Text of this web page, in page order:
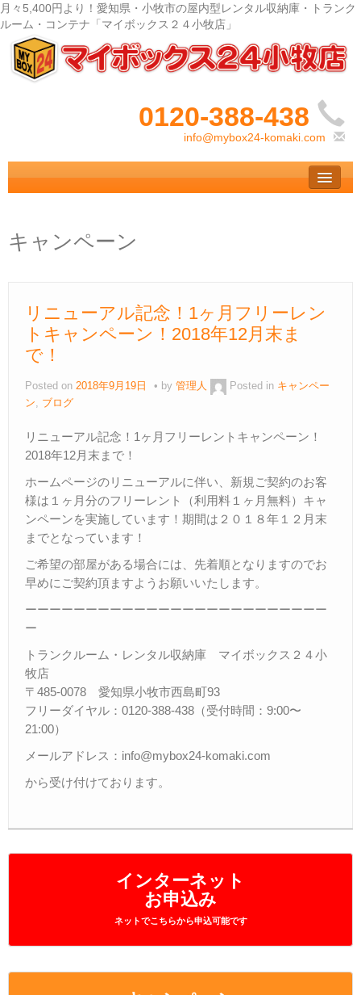
月々5,400円より！愛知県・小牧市の屋内型レンタル収納庫・トランク
ルーム・コンテナ「マイボックス２４小牧店」
0120-388-438‬
info@mybox24-komaki.com
トップ
– Top –
サイズ料金
ご見学
ご契約の流れ
交通アクセス
– Access –
お問合せ
インターネット
お申込み
ネットでこちらから申込可能です
キャンペーン
リニューアル記念！1ヶ月フリーレン
トキャンペーン！2018年12月末ま
で！
Posted on 2018年9月19日 by 管理人 Posted in キャンペー
ン, ブログ
リニューアル記念！1ヶ月フリーレントキャンペーン！
2018年12月末まで！
ホームページのリニューアルに伴い、新規ご契約のお客
様は１ヶ月分のフリーレント（利用料１ヶ月無料）キャ
ンペーンを実施しています！期間は２０１８年１２月末
までとなっています！
ご希望の部屋がある場合には、先着順となりますのでお
早めにご契約頂ますようお願いいたします。
ーーーーーーーーーーーーーーーーーーーーーーーーー
ー
トランクルーム・レンタル収納庫 マイボックス２４小
牧店
〒485-0078 愛知県小牧市西島町93
フリーダイヤル：0120-388-438（受付時間：9:00〜
21:00）
メールアドレス：info@mybox24-komaki.com
から受け付けております。